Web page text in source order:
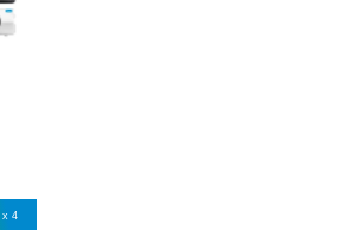
x 4